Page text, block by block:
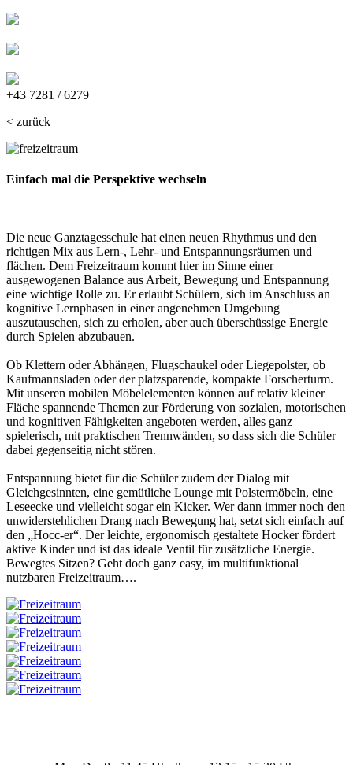
+43 7281 / 6279
< zurück
Einfach mal die Perspektive wechseln
Die neue Ganztagesschule hat einen neuen Rhythmus und den
richtigen Mix aus Lern-, Lehr- und Entspannungsräumen und –
flächen. Dem Freizeitraum kommt hier im Sinne einer
ausgewogenen Balance aus Arbeit, Bewegung und Entspannung
eine wichtige Rolle zu. Er erlaubt Schülern, sich im Anschluss an
kognitive Lernphasen in einer angenehmen Umgebung
auszutauschen, sich zu erholen, aber auch überschüssige Energie
durch Spielen abzubauen.
Ob Klettern oder Abhängen, Flugschaukel oder Liegepolster, ob
Kaufmannsladen oder der platzsparende, kompakte Forscherturm.
Mit unseren mobilen Möbelelementen können auf relativ kleiner
Fläche spannende Themen zur Förderung von sozialen, motorischen
und kognitiven Fähigkeiten angeboten werden, alles ganz
spielerisch, mit praktischen Trennwänden, so dass sich die Schüler
dabei gegenseitig nicht stören.
Entspannung bietet für die Schüler zudem der Dialog mit
Gleichgesinnten, eine gemütliche Lounge mit Polstermöbeln, eine
Leseecke und vielleicht sogar ein Kicker. Wer dann immer noch den
unwiderstehlichen Drang nach Bewegung hat, setzt sich einfach auf
den „Hocc-er“. Der leichte, ergonomisch gestaltete Hocker fördert
aktive Kinder und ist das ideale Ventil für zusätzliche Energie.
Bewegtes Sitzen? Geht doch ganz easy, im multifunktional
nutzbaren Freizeitraum….